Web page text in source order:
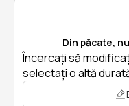
Din păcate,
Încercați să
selectați o altă